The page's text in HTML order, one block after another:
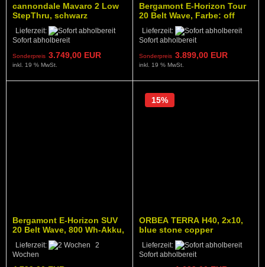
cannondale Mavaro 2 Low
StepThru, schwarz
Lieferzeit:
Sofort abholbereit
Sonderpreis 3.749,00 EUR
inkl. 19 % MwSt.
Bergamont E-Horizon Tour
20 Belt Wave, Farbe: off
Lieferzeit:
Sofort abholbereit
Sonderpreis 3.899,00 EUR
inkl. 19 % MwSt.
Bergamont E-Horizon SUV
20 Belt Wave, 800 Wh-Akku,
matt black, Modell 2026
Lieferzeit:
2
Wochen
ORBEA TERRA H40, 2x10,
blue stone copper
Lieferzeit:
Sofort abholbereit
15%